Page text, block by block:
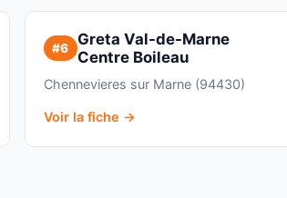
#6
Greta Val-de-Marne
Centre Boileau
Chennevieres sur Marne (94430)
Voir la fiche →